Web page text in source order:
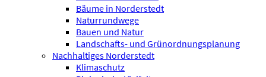
Bäume in Norderstedt
Naturrundwege
Bauen und Natur
Landschafts- und Grünordnungsplanung
Nachhaltiges Norderstedt
Klimaschutz